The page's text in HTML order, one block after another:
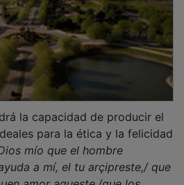
la capacidad de producir el
para la ética y la felicidad
mío que el hombre
a mí, el tu arçipreste,/ que